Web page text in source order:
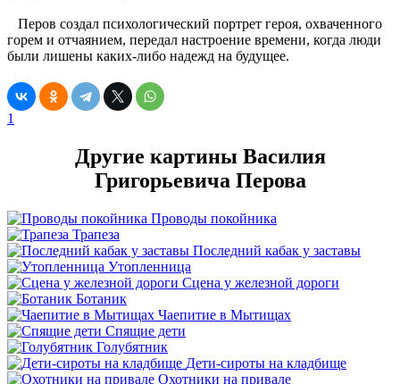
Перов создал психологический портрет героя, охваченного
горем и отчаянием, передал настроение времени, когда люди
были лишены каких-либо надежд на будущее.
1
Другие картины Василия
Григорьевича Перова
Проводы покойника
Трапеза
Последний кабак у заставы
Утопленница
Сцена у железной дороги
Ботаник
Чаепитие в Мытищах
Спящие дети
Голубятник
Дети-сироты на кладбище
Охотники на привале